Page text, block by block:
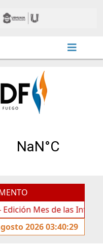
de las Infancias -
2026 03:40:29